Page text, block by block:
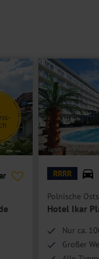
© Hotel Ikar Plaza
RRRR
Polnische
Hotel Ikar
Nur ca.
Großer